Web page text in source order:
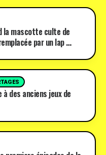
la mascotte culte de
par un lap …
à des anciens jeux de